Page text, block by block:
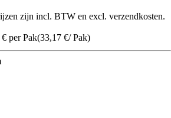
zijn incl. BTW en excl. verzendkosten.
per Pak(33,17 €/ Pak)